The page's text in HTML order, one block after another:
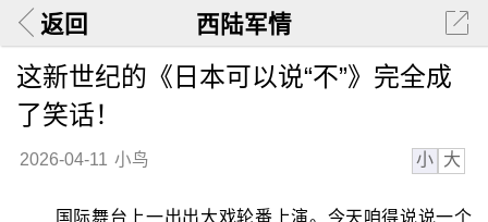
返回 西陆军情
这新世纪的《日本可以说“不”》完全成
了笑话！
2026-04-11 小鸟 小 大
国际舞台上一出出大戏轮番上演。今天咱得说说一个